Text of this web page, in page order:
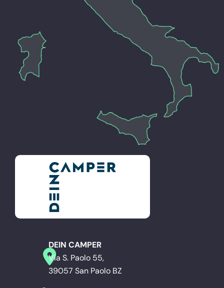
DEIN CAMPER
Via S. Paolo 55,
39057 San Paolo BZ